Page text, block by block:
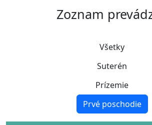
Zoznam
Všetky
Suterén
Prízemie
Prvé poschodie